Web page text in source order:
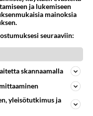
ja lukemiseen
mainoksia
seuraaviin:
skannaamalla
yleisötutkimus ja